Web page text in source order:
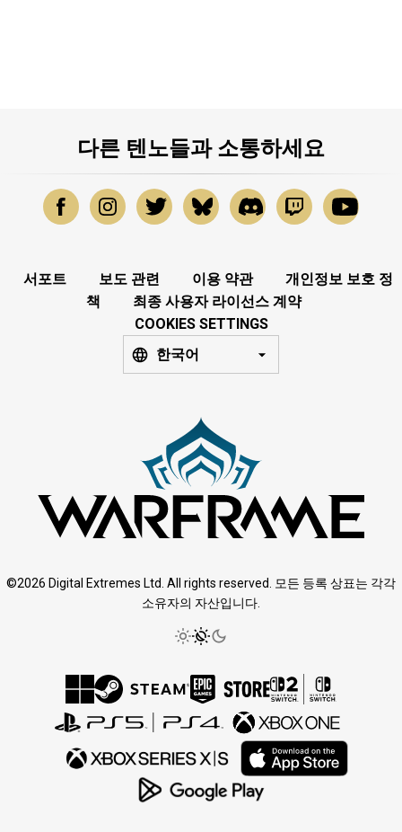
다른 텐노들과 소통하세요
서포트 보도 관련 이용 약관
개인정보 보호 정
책
최종 사용자 라이선스 계약
COOKIES SETTINGS
한국어
©2026 Digital Extremes Ltd. All rights reserved. 모든 등록 상표는 각각
소유자의 자산입니다.